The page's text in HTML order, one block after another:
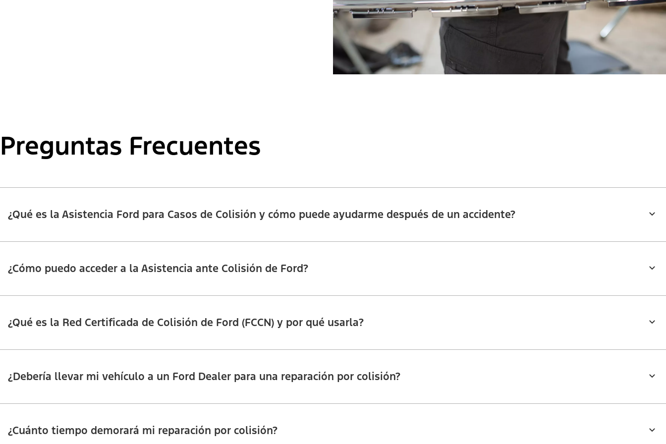
Preguntas Frecuentes
¿Qué es la Asistencia Ford para Casos de Colisión y cómo puede ayudarme después de un accidente?
¿Cómo puedo acceder a la Asistencia ante Colisión de Ford?
¿Qué es la Red Certificada de Colisión de Ford (FCCN) y por qué usarla?
¿Debería llevar mi vehículo a un Ford Dealer para una reparación por colisión?
¿Cuánto tiempo demorará mi reparación por colisión?